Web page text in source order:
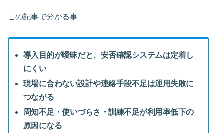
この記事で分かる事
導入目的が曖昧だと、安否確認システムは定着し
にくい
現場に合わない設計や連絡手段不足は運用失敗に
つながる
周知不足・使いづらさ・訓練不足が利用率低下の
原因になる